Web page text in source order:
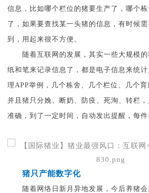
信息，比如哪个栏位的猪要生产了，哪个
了，如果要查找某一头猪的信息，有时候
到，用起来很不方便。
随着互联网的发展，其实一些大规模
纸和笔来记录信息了，都是电子信息来统
理APP举例，几个栋舍、几个栏位、几个育
并且猪只分娩、断奶、防疫、死淘、转栏
准确，到了一定时间，自动发出提醒，每件
猪只产能数字化
随着网络日新月异地发展，今后养猪